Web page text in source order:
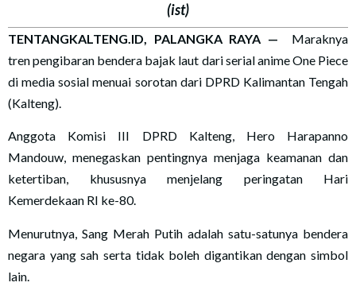
(ist)
TENTANGKALTENG.ID, PALANGKA RAYA — Maraknya
tren pengibaran bendera bajak laut dari serial anime One Piece
di media sosial menuai sorotan dari DPRD Kalimantan Tengah
(Kalteng).
Anggota Komisi III DPRD Kalteng, Hero Harapanno
Mandouw, menegaskan pentingnya menjaga keamanan dan
ketertiban, khususnya menjelang peringatan Hari
Kemerdekaan RI ke-80.
Menurutnya, Sang Merah Putih adalah satu-satunya bendera
negara yang sah serta tidak boleh digantikan dengan simbol
lain.